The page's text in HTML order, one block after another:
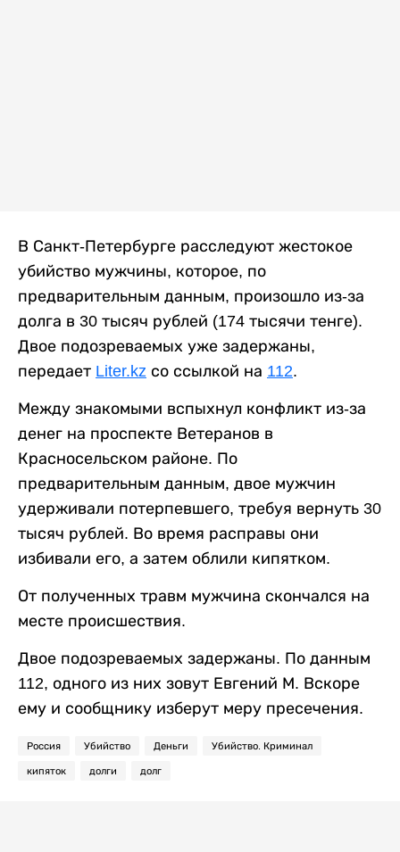
В Санкт-Петербурге расследуют жестокое
убийство мужчины, которое, по
предварительным данным, произошло из-за
долга в 30 тысяч рублей (174 тысячи тенге).
Двое подозреваемых уже задержаны,
передает Liter.kz со ссылкой на 112.
Между знакомыми вспыхнул конфликт из-за
денег на проспекте Ветеранов в
Красносельском районе. По
предварительным данным, двое мужчин
удерживали потерпевшего, требуя вернуть 30
тысяч рублей. Во время расправы они
избивали его, а затем облили кипятком.
От полученных травм мужчина скончался на
месте происшествия.
Двое подозреваемых задержаны. По данным
112, одного из них зовут Евгений М. Вскоре
ему и сообщнику изберут меру пресечения.
Россия Убийство Деньги Убийство. Криминал
кипяток долги долг